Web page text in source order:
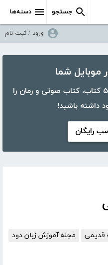
دسته‌ها جستجو
ورود / ثبت نام
با اپلیکیشن کتابراه، بیش از ۵۰،۰۰۰ کتاب، کتاب صوتی و رمان را
داشته باشید!
رایگان
قدیمی
مجله آموزش زبان دود